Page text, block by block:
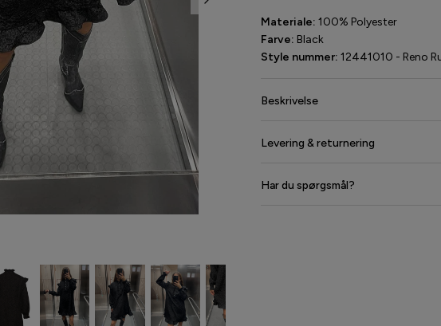
Materiale: 100% Polyester
Farve: Black
Style nummer: 12441010 - Reno
Beskrivelse
Levering & returnering
Har du spørgsmål?